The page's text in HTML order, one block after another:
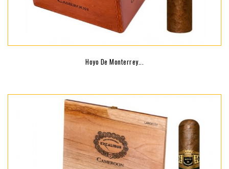
Hoyo De Monterrey...